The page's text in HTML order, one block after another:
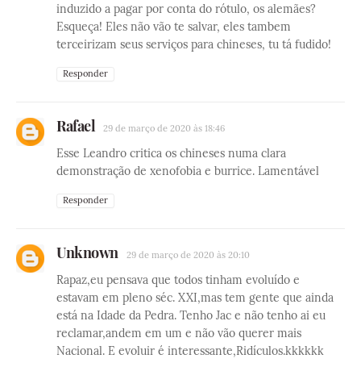
induzido a pagar por conta do rótulo, os alemães?
Esqueça! Eles não vão te salvar, eles tambem
terceirizam seus serviços para chineses, tu tá fudido!
Responder
Rafael 29 de março de 2020 às 18:46
Esse Leandro critica os chineses numa clara
demonstração de xenofobia e burrice. Lamentável
Responder
Unknown 29 de março de 2020 às 20:10
Rapaz,eu pensava que todos tinham evoluído e
estavam em pleno séc. XXI,mas tem gente que ainda
está na Idade da Pedra. Tenho Jac e não tenho ai eu
reclamar,andem em um e não vão querer mais
Nacional. E evoluir é interessante,Ridículos.kkkkkk